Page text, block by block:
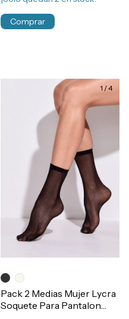
Comprar
1 /4
Pack 2 Medias Mujer Lycra
Soquete Para Pantalon